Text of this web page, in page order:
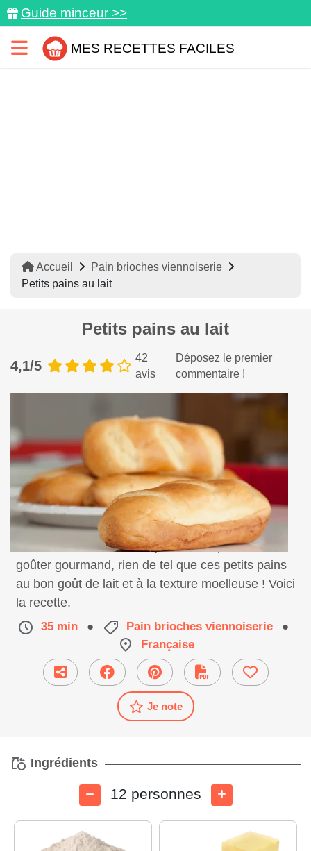
Guide minceur >>
MES RECETTES FACILES
Accueil
Pain brioches viennoiserie
Petits pains au lait
Petits pains au lait
4,1/5
42
avis
Déposez le premier
commentaire !
Pour bien commencer la journée ou pour un
goûter gourmand, rien de tel que ces petits pains
au bon goût de lait et à la texture moelleuse ! Voici
la recette.
35 min ● Pain brioches viennoiserie
●
Française
Je note
Ingrédients
12 personnes